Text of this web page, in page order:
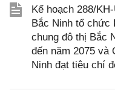
Kế hoạch 288/
Bắc Ninh tổ chức
chung đô thị Bắc
đến năm 2075 và
Ninh đạt tiêu chí